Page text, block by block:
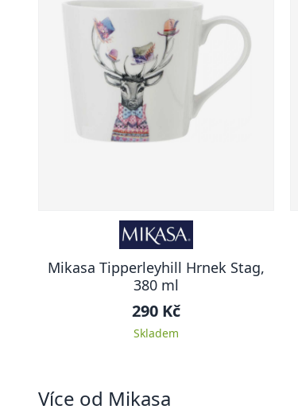
Mikasa Tipperleyhill Hrnek Stag,
380 ml
290 Kč
Skladem
Více od Mikasa